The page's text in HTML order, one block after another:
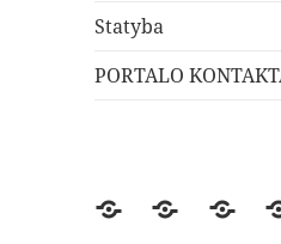
Statyba
PORTALO
Verslas